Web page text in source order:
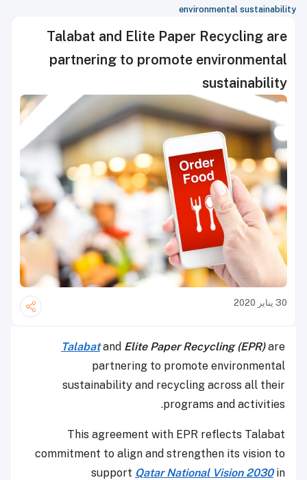
environmental sustainability
Talabat and Elite Paper Recycling are
partnering to promote environmental
sustainability
30 يناير 2020
Talabatand Elite Paper Recycling (EPR)are
partnering to promote environmental
sustainability and recycling across all their
programs and activities.
This agreement with EPR reflects Talabat
commitment to align and strengthen its vision to
support Qatar National Vision 2030in